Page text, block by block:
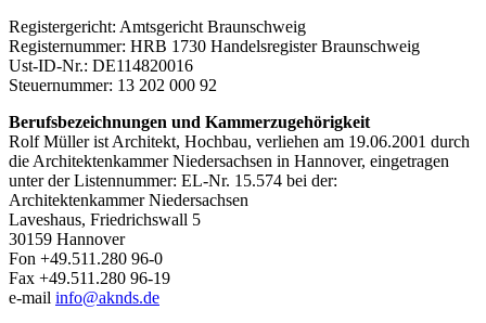
Registergericht: Amtsgericht Braunschweig
Registernummer: HRB 1730 Handelsregister Braunschweig
Ust-ID-Nr.: DE114820016
Steuernummer: 13 202 000 92
Berufsbezeichnungen und Kammerzugehörigkeit
Rolf Müller ist Architekt, Hochbau, verliehen am 19.06.2001 durch
die Architektenkammer Niedersachsen in Hannover, eingetragen
unter der Listennummer: EL-Nr. 15.574 bei der:
Architektenkammer Niedersachsen
Laveshaus, Friedrichswall 5
30159 Hannover
Fon +49.511.280 96-0
Fax +49.511.280 96-19
e-mail info@aknds.de